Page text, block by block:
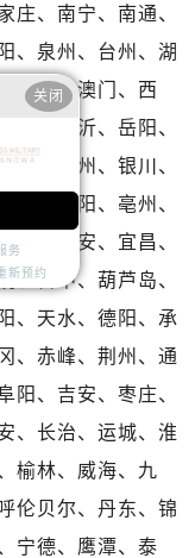
海南省五指山市通什镇三月三大道宇舶售后服务中心（需提前预约）
香港特别行政区铜锣湾区湾仔区轩尼诗道宇舶售后服务中心（需提前预约）
河南省安阳市文峰区解放大道宇舶售后服务中心（需提前预约）
河南省鹤壁市淇滨区九州路宇舶售后服务中心（需提前预约）
河南省济源市沁园街道济水大道宇舶售后服务中心（需提前预约）
河南省焦作市解放区解放路宇舶售后服务中心（需提前预约）
河南省南阳市宛城区范蠡东路与南都路交叉口宇舶售后服务中心（需提前预约）
河南省平顶山市卫东区建设路宇舶售后服务中心（需提前预约）
河南省濮阳市大华龙区开州路绿城路交叉口宇舶售后服务中心（需提前预约）
河南省三门峡市湖滨区和平路宇舶售后服务中心（需提前预约）
河南省商丘市梁园区神火大道宇舶售后服务中心（需提前预约）
庄、南宁、南通、
、泉州、台州、湖
皇岛、澳门、西
州、临沂、岳阳、
博、兰州、银川、
口、邵阳、亳州、
头、淮安、宜昌、
、晋中、葫芦岛、
、天水、德阳、承
、赤峰、荆州、通
阳、吉安、枣庄、
、长治、运城、淮
榆林、威海、九
伦贝尔、丹东、锦
宁德、鹰潭、泰
关闭
务
新预约